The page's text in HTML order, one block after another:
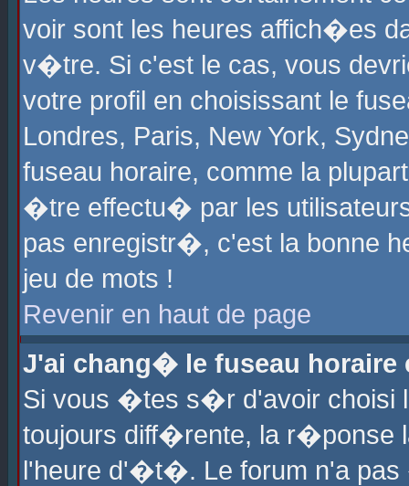
voir sont les heures affich�es
v�tre. Si c'est le cas, vous
votre profil en choisissant le
Londres, Paris, New York,
fuseau horaire, comme la
�tre effectu� par les
pas enregistr�, c'est la bonne
jeu de mots !
Revenir en haut de page
J'ai chang� le fuseau horaire
Si vous �tes s�r d'avoir choisi
toujours diff�rente, la r�ponse
l'heure d'�t�. Le forum n'a